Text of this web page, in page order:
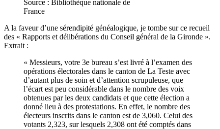
Source : Bibliothèque nationale de
France
A la faveur d’une sérendipité généalogique, je tombe sur ce recueil
des « Rapports et délibérations du Conseil général de la Gironde ».
Extrait :
« Messieurs, votre 3e bureau s’est livré à l’examen des
opérations électorales dans le canton de La Teste avec
d’autant plus de soin et d’attention scrupuleuse, que
l’écart est peu considérable dans le nombre des voix
obtenues par les deux candidats et que cette élection a
donné lieu à des protestations. En effet, le nombre des
électeurs inscrits dans le canton est de 3,060. Celui des
votants 2,323, sur lesquels 2,308 ont été comptés dans